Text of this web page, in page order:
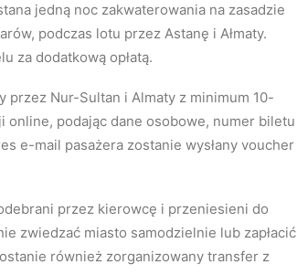
jedną noc zakwaterowania na zasadzie
podczas lotu przez Astanę i Ałmaty.
za dodatkową opłatą.
przez Nur-Sultan i Almaty z minimum 10-
podając dane osobowe, numer biletu
e-mail pasażera zostanie wysłany voucher
przez kierowcę i przeniesieni do
zwiedzać miasto samodzielnie lub zapłacić
również zorganizowany transfer z